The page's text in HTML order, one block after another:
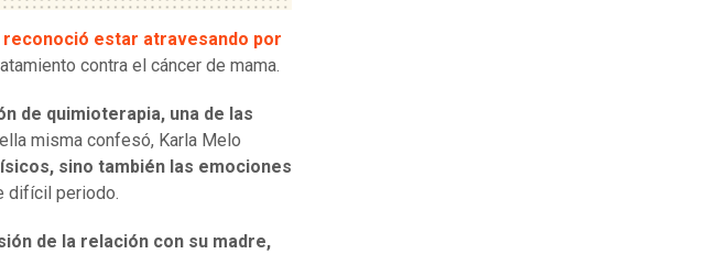
reconoció estar atravesando por
contra el cáncer de mama.
de quimioterapia, una de las
misma confesó, Karla Melo
sino también las emociones
difícil periodo.
de la relación con su madre,